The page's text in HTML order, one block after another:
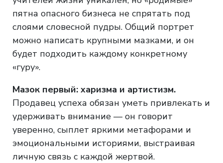
пятна опасного бизнеса не спрятать под
слоями словесной пудры. Общий портрет
можно написать крупными мазками, и он
будет подходить каждому конкретному
«гуру».
Мазок первый: харизма и артистизм.
Продавец успеха обязан уметь привлекать и
удерживать внимание — он говорит
уверенно, сыплет яркими метафорами и
эмоциональными историями, выстраивая
личную связь с каждой жертвой.